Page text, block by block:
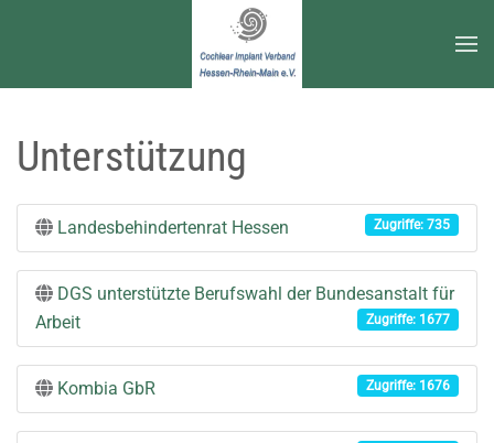
Zum Hauptinhalt springen
Unterstützung
Landesbehindertenrat Hessen Zugriffe: 735
DGS unterstützte Berufswahl der Bundesanstalt für
Arbeit
Zugriffe: 1677
Kombia GbR Zugriffe: 1676